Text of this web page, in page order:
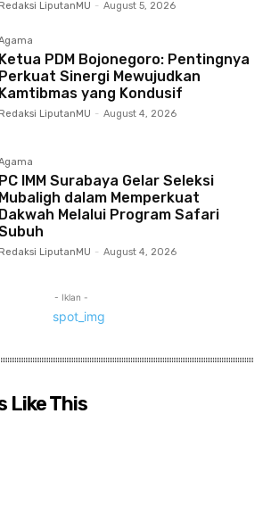
Redaksi LiputanMU - August 5, 2026
Ketua PDM Bojonegoro: Pentingnya
Perkuat Sinergi Mewujudkan
Kamtibmas yang Kondusif
Redaksi LiputanMU - August 4, 2026
PC IMM Surabaya Gelar Seleksi
Mubaligh dalam Memperkuat
Dakwah Melalui Program Safari
Redaksi LiputanMU - August 4, 2026
- Iklan -
Like This